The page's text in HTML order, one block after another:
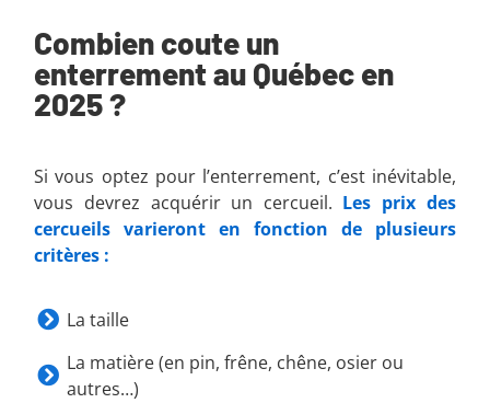
Combien coute un
enterrement au Québec en
2025 ?
Si vous optez pour l’enterrement, c’est inévitable,
vous devrez acquérir un cercueil. Les prix des
cercueils varieront en fonction de plusieurs
critères :
La taille
La matière (en pin, frêne, chêne, osier ou
autres…)